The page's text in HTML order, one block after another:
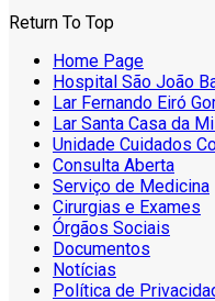
Return To Top
Home Page
Hospital São João
Lar Fernando Eiró
Lar Santa Casa da
Unidade Cuidados
Consulta Aberta
Serviço de Medicina
Cirurgias e Exames
Órgãos Sociais
Documentos
Notícias
Política de